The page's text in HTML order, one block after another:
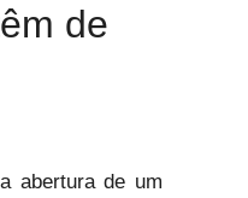
de
abertura de um